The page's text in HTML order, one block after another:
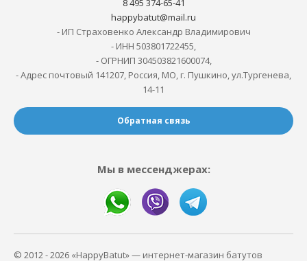
8 495 374-65-41
happybatut@mail.ru
- ИП Страховенко Александр Владимирович
- ИНН 503801722455,
- ОГРНИП 304503821600074,
- Адрес почтовый 141207, Россия, МО, г. Пушкино, ул.Тургенева,
14-11
Обратная связь
Мы в мессенджерах:
© 2012 - 2026 «HappyBatut» — интернет-магазин батутов